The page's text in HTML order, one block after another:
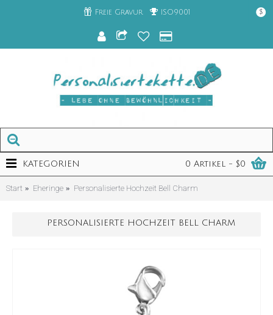
Freie Gravur ISO9001 $
0 Artikel - $0
KATEGORIEN
Start Eheringe Personalisierte Hochzeit Bell Charm
PERSONALISIERTE HOCHZEIT BELL CHARM